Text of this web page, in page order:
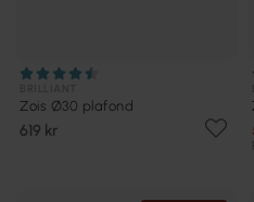
Zois Ø30 plafond
619 kr